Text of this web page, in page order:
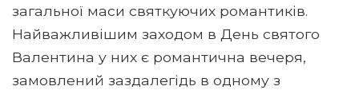
загальної маси святкуючих романтиків.
Найважливішим заходом в День святого
Валентина у них є романтична вечеря,
замовлений заздалегідь в одному з